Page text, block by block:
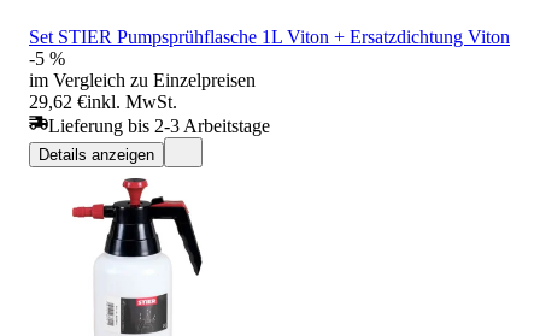
Set STIER Pumpsprühflasche 1L Viton + Ersatzdichtung Viton
-5 %
im Vergleich zu Einzelpreisen
29,62 €inkl. MwSt.
Lieferung bis 2-3 Arbeitstage
Details anzeigen